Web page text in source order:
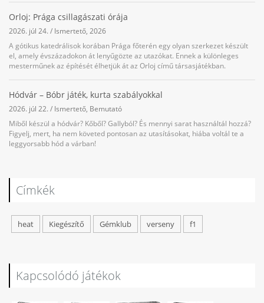
Orloj: Prága csillagászati órája
2026. júl 24. / Ismertető 2026
A gótikus katedrálisok korában Prága főterén egy olyan szerkezet készült
el, amely évszázadokon át lenyűgözte az utazókat. Ennek a különleges
mesterműnek az építését élhetjük át az Orloj című társasjátékban.
Hódvár – Bóbr játék, kurta szabályokkal
2026. júl 22. / Ismertető Bemutató
Miből készül a hódvár? Kőből? Gallyból? És mennyi sarat használtál hozzá?
Figyelj, mert, ha nem követed pontosan az utasításokat, hiába voltál te a
leggyorsabb hód a várban!
Címkék
heat Kiegészítő Gémklub verseny f1
Kapcsolódó játékok